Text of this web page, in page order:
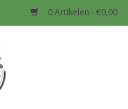
0 Artikelen - €0,00